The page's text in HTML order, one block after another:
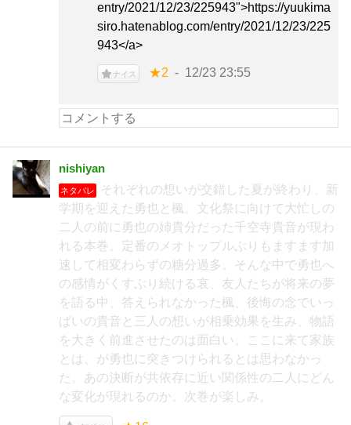
entry/2021/12/23/225943">https://yuukima
siro.hatenablog.com/entry/2021/12/23/225
943</a>
ナイス ★2 12/23 23:55
nishiyan
ネタバレ
それぞれの想いが交錯した夏が終わり、新
学期を迎えた勇也と楓。文化祭に向けて大忙しの
二人の前に勇也の姉貴分だった千空寺貴音が現わ
れる本巻。定番のメオトップルぶりもますます加
速して相変わらずの糖分過多。そんな中で勇也へ
の感情がくすぶり続ける哀、友人たちが将来の夢
を語る中、答えられなかった楓、後悔の念でいっ
ぱいの貴音と三人の想いが相乗効果を生み、物語
を大きく前進させたのは面白い。ここに来て家族
とは、が勇也に突きつけられるとは思わなかっ
た。あの決断が共依存に近い関係性の二人にどん
な変化が現れるのか。次巻が楽しみ。